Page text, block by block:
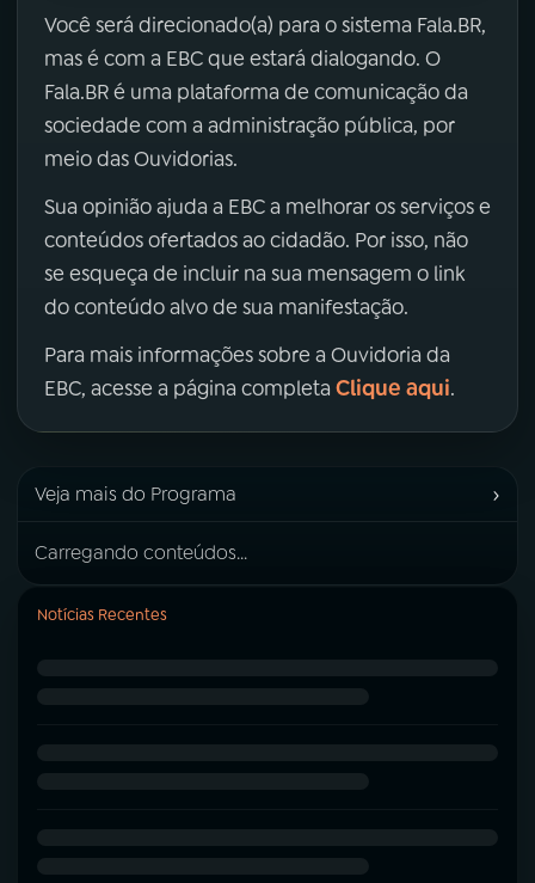
Você será direcionado(a) para o sistema Fala.BR,
mas é com a EBC que estará dialogando. O
Fala.BR é uma plataforma de comunicação da
sociedade com a administração pública, por
meio das Ouvidorias.
Sua opinião ajuda a EBC a melhorar os serviços e
conteúdos ofertados ao cidadão. Por isso, não
se esqueça de incluir na sua mensagem o link
do conteúdo alvo de sua manifestação.
Para mais informações sobre a Ouvidoria da
EBC, acesse a página completa Clique aqui.
Veja mais do Programa ›
Carregando conteúdos...
Notícias Recentes